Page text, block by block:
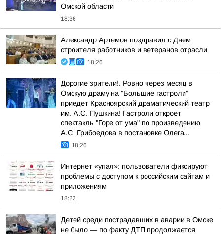
Омской области
18:36
Александр Артемов поздравил с Днем
строителя работников и ветеранов отрасли
18:26
Дорогие зрители!. Ровно через месяц в
Омскую драму на "Большие гастроли"
приедет Красноярский драматический театр
им. А.С. Пушкина! Гастроли откроет
спектакль "Горе от ума" по произведению
А.С. Грибоедова в постановке Олега...
18:26
Интернет «упал»: пользователи фиксируют
проблемы с доступом к российским сайтам и
приложениям
18:22
Детей среди пострадавших в аварии в Омске
не было — по факту ДТП продолжается